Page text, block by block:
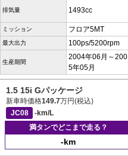
排気量 1493cc
ミッション フロア5MT
最大出力 100ps/5200rpm
生産期間
2004年06月～200
5年05月
1.5 15i Gパッケージ
新車時価格149.7万円(税込)
JC08
-km/L
満タンでどこまで走る？
-km